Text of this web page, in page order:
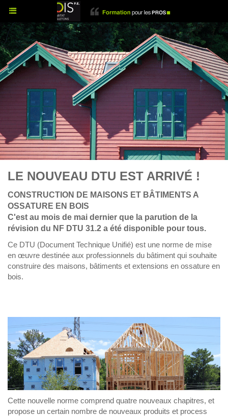
LE NOUVEAU DTU EST ARRIVÉ !
CONSTRUCTION DE MAISONS ET BÂTIMENTS A
OSSATURE EN BOIS
C'est au mois de mai dernier que la parution de la
révision du NF DTU 31.2 a été disponible pour tous.
Ce DTU (Document Technique Unifié) est une norme de mise
en œuvre destinée aux professionnels du bâtiment qui souhaite
construire des maisons, bâtiments et extensions en ossature en
bois.
Cette nouvelle norme comprend quatre nouveaux chapitres, et
propose un certain nombre de nouveaux produits et process